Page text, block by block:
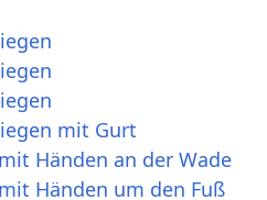
mit Gurt
Händen an der Wade
Händen um den Fuß